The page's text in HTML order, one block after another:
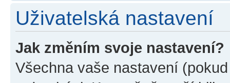
Uživatelská nastavení
Jak změním svoje nastavení?
Všechna vaše nastavení